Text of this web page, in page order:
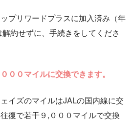
プリワードプラスに加入済み（年
約せずに、手続きをしてくださ
００マイルに交換できます。
イズのマイルはJALの国内線に交
復で若干９,０００マイルで交換